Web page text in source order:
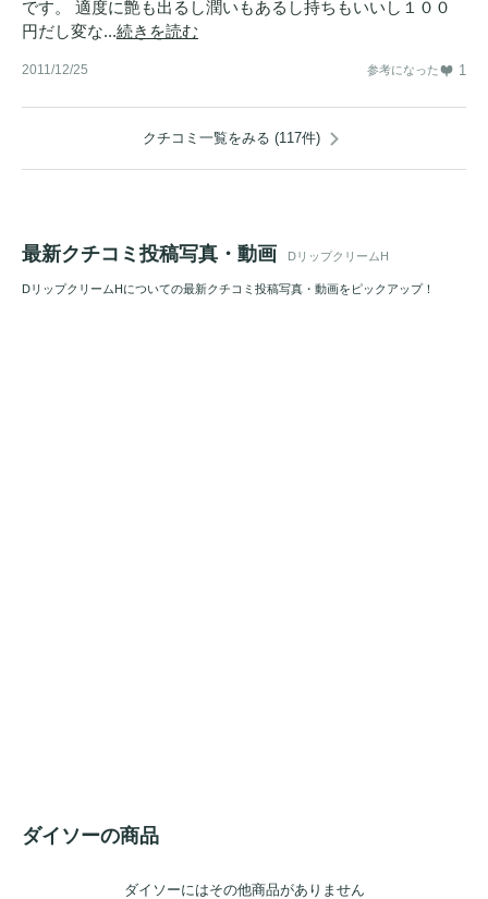
です。 適度に艶も出るし潤いもあるし持ちもいいし１００
円だし変な...続きを読む
2011/12/25 参考になった 1
クチコミ一覧をみる (117件)
最新クチコミ投稿写真・動画 DリップクリームH
DリップクリームHについての最新クチコミ投稿写真・動画をピックアップ！
ダイソーの商品
ダイソーにはその他商品がありません